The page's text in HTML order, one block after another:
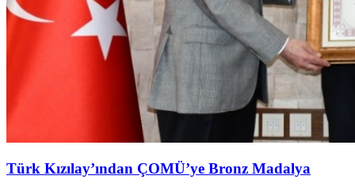
Türk Kızılay’ından ÇOMÜ’ye Bronz Madalya